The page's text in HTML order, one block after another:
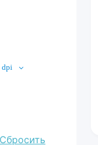
dpi